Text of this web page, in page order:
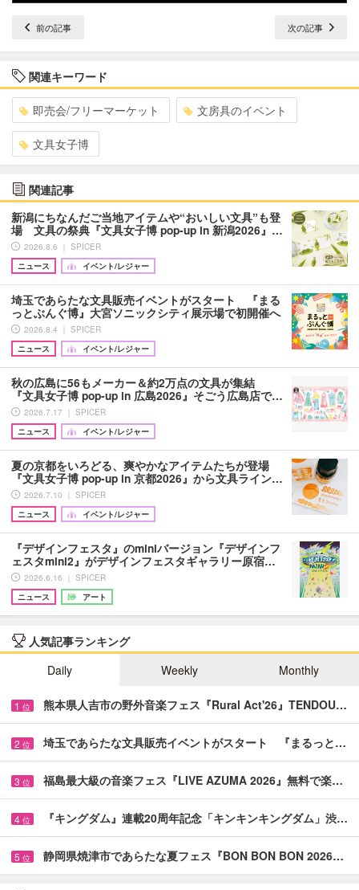
前の記事 次の記事
関連キーワード
即売会/フリーマーケット 文房具のイベント
文具女子博
関連記事
新潟にちなんだご当地アイテムや“おいしい文具”も登
場 文具の祭典『文具女子博 pop-up in 新潟2026』…
2026.8.6 ｜ SPICER
ニュース
イベント/レジャー
埼玉であらたな文具販売イベントがスタート 『まる
っとぶんぐ博』大宮ソニックシティ展示場で初開催へ
2026.8.4 ｜ SPICER
ニュース
イベント/レジャー
秋の広島に56もメーカー＆約2万点の文具が集結
『文具女子博 pop-up in 広島2026』そごう広島店で…
2026.7.17 ｜ SPICER
ニュース
イベント/レジャー
夏の京都をいろどる、爽やかなアイテムたちが登場
『文具女子博 pop-up in 京都2026』から文具ライン…
2026.7.10 ｜ SPICER
ニュース
イベント/レジャー
『デザインフェスタ』のminiバージョン『デザインフ
ェスタmini2』がデザインフェスタギャラリー原宿…
2026.6.16 ｜ SPICER
ニュース
アート
人気記事ランキング
Daily
Weekly Monthly
1 位 熊本県人吉市の野外音楽フェス『Rural Act'26』TENDOU…
2 位 埼玉であらたな文具販売イベントがスタート 『まるっと…
3 位 福島最大級の音楽フェス『LIVE AZUMA 2026』無料で楽…
4 位 『キングダム』連載20周年記念「キンキンキングダム」渋…
5 位 静岡県焼津市であらたな夏フェス『BON BON BON 2026…